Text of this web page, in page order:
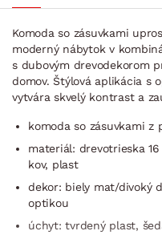
Komoda so zásuvkami
moderný nábytok v
s dubovým drevodekorom
domov. Štýlová aplikácia s
vytvára skvelý kontrast a
komoda so zásuvkami z
materiál: drevotrieska
kov, plast
dekor: biely mat/divoký
optikou
úchyt: tvrdený plast,